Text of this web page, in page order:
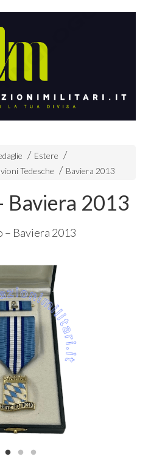
Estere
Tedesche
Baviera 2013
Baviera 2013
– Baviera 2013